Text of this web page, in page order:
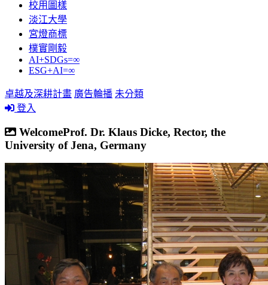
校用圖樣
淡江大學
宮燈商標
樸實剛毅
AI+SDGs=∞
ESG+AI=∞
卓越及深耕計畫 廣告輪播 未分類
登入
WelcomeProf. Dr. Klaus Dicke, Rector, the
University of Jena, Germany